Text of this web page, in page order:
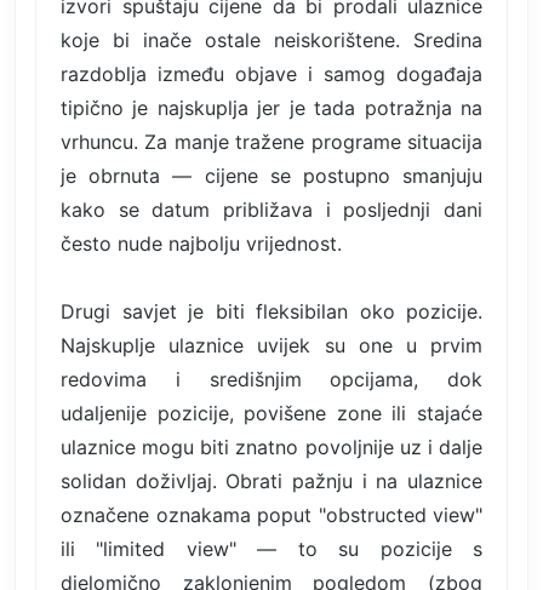
izvori spuštaju cijene da bi prodali ulaznice
koje bi inače ostale neiskorištene. Sredina
razdoblja između objave i samog događaja
tipično je najskuplja jer je tada potražnja na
vrhuncu. Za manje tražene programe situacija
je obrnuta — cijene se postupno smanjuju
kako se datum približava i posljednji dani
često nude najbolju vrijednost.
Drugi savjet je biti fleksibilan oko pozicije.
Najskuplje ulaznice uvijek su one u prvim
redovima i središnjim opcijama, dok
udaljenije pozicije, povišene zone ili stajaće
ulaznice mogu biti znatno povoljnije uz i dalje
solidan doživljaj. Obrati pažnju i na ulaznice
označene oznakama poput "obstructed view"
ili "limited view" — to su pozicije s
djelomično zaklonjenim pogledom (zbog